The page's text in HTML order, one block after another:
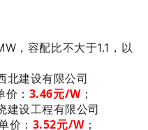
，容配比不大于1.1，以
北建设有限公司
： 3.46元/W；
建设工程有限公司
价： 3.52元/W；